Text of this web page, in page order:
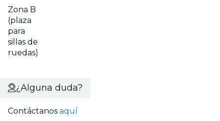
Zona B
(plaza
para
sillas de
ruedas)
¿Alguna duda?
Contáctanos aquí